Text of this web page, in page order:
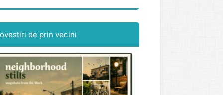
de prin vecini